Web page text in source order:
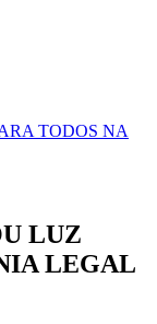
TODOS NA
LUZ
LEGAL